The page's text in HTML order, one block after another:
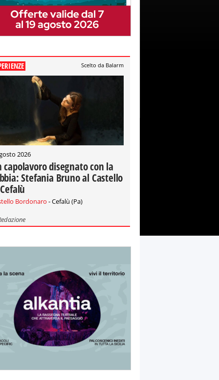
Scelto da Balarm
2026
capolavoro disegnato con la
Stefania Bruno al Castello
Bordonaro - Cefalù (Pa)